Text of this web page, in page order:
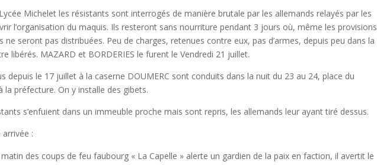
Michelet les résistants sont interrogés de manière brutale par les allemands relayés par les
l’organisation du maquis. Ils resteront sans nourriture pendant 3 jours où, même les provisions
ne seront pas distribuées. Peu de charges, retenues contre eux, pas d’armes, depuis peu dans la
libérés. MAZARD et BORDERIES le furent le Vendredi 21 juillet.
depuis le 17 juillet à la caserne DOUMERC sont conduits dans la nuit du 23 au 24, place du
la préfecture. On y installe des gibets.
s’enfuient dans un immeuble proche mais sont repris, les allemands leur ayant tiré dessus.
:
des coups de feu faubourg « La Capelle » alerte un gardien de la paix en faction, il avertit le